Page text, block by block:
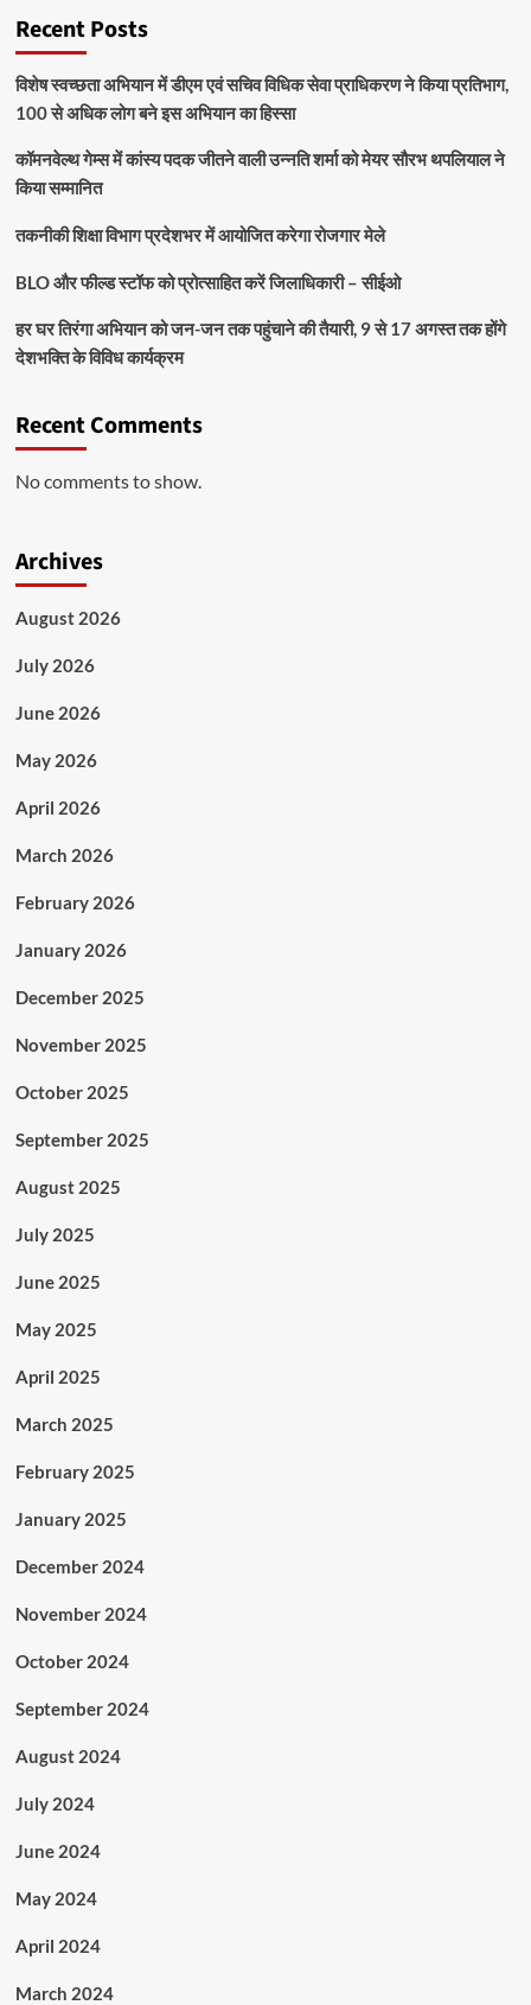
Recent Posts
विशेष स्वच्छता अभियान में डीएम एवं सचिव विधिक सेवा प्राधिकरण ने किया प्रतिभाग,
100 से अधिक लोग बने इस अभियान का हिस्सा
कॉमनवेल्थ गेम्स में कांस्य पदक जीतने वाली उन्नति शर्मा को मेयर सौरभ थपलियाल ने
किया सम्मानित
तकनीकी शिक्षा विभाग प्रदेशभर में आयोजित करेगा रोजगार मेले
BLO और फील्ड स्टॉफ को प्रोत्साहित करें जिलाधिकारी – सीईओ
हर घर तिरंगा अभियान को जन-जन तक पहुंचाने की तैयारी, 9 से 17 अगस्त तक होंगे
देशभक्ति के विविध कार्यक्रम
Recent Comments
No comments to show.
Archives
August 2026
July 2026
June 2026
May 2026
April 2026
March 2026
February 2026
January 2026
December 2025
November 2025
October 2025
September 2025
August 2025
July 2025
June 2025
May 2025
April 2025
March 2025
February 2025
January 2025
December 2024
November 2024
October 2024
September 2024
August 2024
July 2024
June 2024
May 2024
April 2024
March 2024